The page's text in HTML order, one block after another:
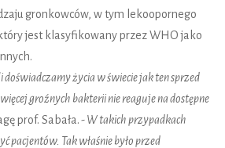
gronkowców, w tym lekoopornego
jest klasyfikowany przez WHO jako
życia w świecie jak ten sprzed
groźnych bakterii nie reaguje na dostępne
prof. Sabała.- W takich przypadkach
pacjentów. Tak właśnie było przed